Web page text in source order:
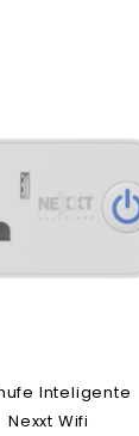
Inteligente
Nexxt Wifi